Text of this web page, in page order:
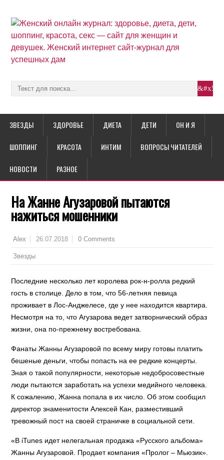
ЗВЕЗДЫ ЗДОРОВЬЕ ДИЕТА ДЕТИ ОН И Я
ШОППИНГ КРАСОТА ИНТИМ ВОПРОСЫ ЧИТАТЕЛЕЙ
НОВОСТИ РАЗНОЕ
На Жанне Агузаровой пытаются
нажиться мошенники
Alex 26.07.2018 0 Comments
Звезды
Последние несколько лет королева рок-н-ролла редкий
гость в столице. Дело в том, что 56-летняя певица
проживает в Лос-Анджелесе, где у нее находится квартира.
Несмотря на то, что Агузарова ведет затворнический образ
жизни, она по-прежнему востребована.
Фанаты Жанны Агузаровой по всему миру готовы платить
бешеные деньги, чтобы попасть на ее редкие концерты.
Зная о такой популярности, некоторые недобросовестные
люди пытаются заработать на успехи медийного человека.
К сожалению, Жанна попала в их число. Об этом сообщил
директор знаменитости Алексей Кан, разместивший
тревожный пост на своей страничке в социальной сети.
«В iTunes идет нелегальная продажа «Русского альбома»
Жанны Агузаровой. Продает компания «Пролог – Мьюзик».